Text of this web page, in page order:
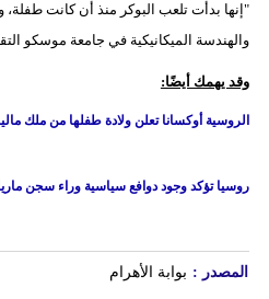
"إنها بدأت تلعب البوكر منذ أن كانت طفلة،
والهندسة الميكانيكية في جامعة موسكو
وقد يهمك أيضًا:
الروسية أوكسانا تعلن ولادة طفلها من ملك
روسيا تؤكد وجود دوافع سياسية وراء سجن ماريا
المصدر : بوابة الأهرام